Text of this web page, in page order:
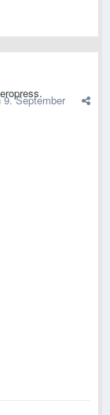
9. September